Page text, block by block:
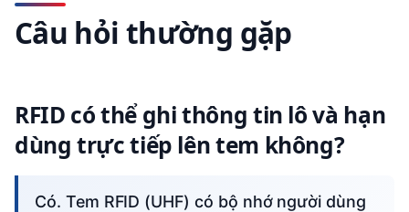
Câu hỏi thường gặp
RFID có thể ghi thông tin lô và hạn
dùng trực tiếp lên tem không?
Có. Tem RFID (UHF) có bộ nhớ người dùng